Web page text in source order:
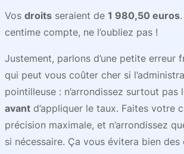
Vos droits seraient de 1 980,50 euros
centime compte, ne l’oubliez pas !
Justement, parlons d’une petite erreur
qui peut vous coûter cher si
pointilleuse : n’arrondissez surtout pas
avant d’appliquer le taux. Faites votre
précision maximale, et n’arrondissez
si nécessaire. Ça vous évitera bien des